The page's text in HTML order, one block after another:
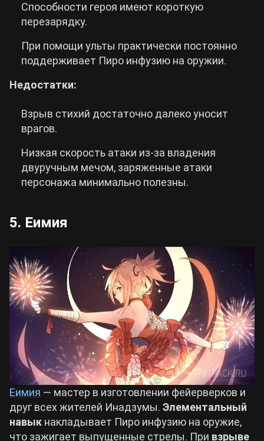
Способности героя имеют короткую
перезарядку.
При помощи ульты практически постоянно
поддерживает Пиро инфузию на оружии.
Недостатки:
Взрыв стихий достаточно далеко уносит
врагов.
Низкая скорость атаки из-за владения
двуручным мечом, заряженные атаки
персонажа минимально полезны.
5. Еимия
Еимия — мастер в изготовлении фейерверков и
друг всех жителей Инадзумы. Элементальный
навык накладывает Пиро инфузию на оружие,
что зажигает выпущенные стрелы. При взрыве